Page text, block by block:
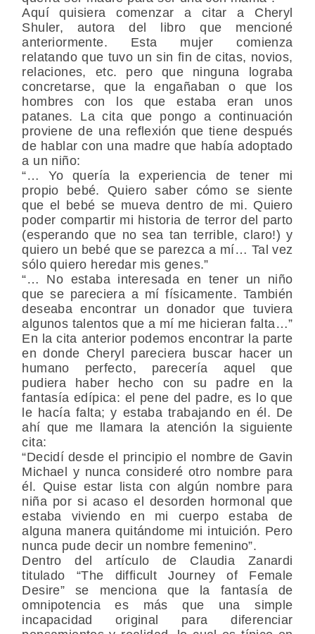
Aquí quisiera comenzar a citar a Cheryl
Shuler, autora del libro que mencioné
anteriormente. Esta mujer comienza
relatando que tuvo un sin fin de citas, novios,
relaciones, etc. pero que ninguna lograba
concretarse, que la engañaban o que los
hombres con los que estaba eran unos
patanes. La cita que pongo a continuación
proviene de una reflexión que tiene después
de hablar con una madre que había adoptado
a un niño:
“… Yo quería la experiencia de tener mi
propio bebé. Quiero saber cómo se siente
que el bebé se mueva dentro de mi. Quiero
poder compartir mi historia de terror del parto
(esperando que no sea tan terrible, claro!) y
quiero un bebé que se parezca a mí… Tal vez
sólo quiero heredar mis genes.”
“… No estaba interesada en tener un niño
que se pareciera a mí físicamente. También
deseaba encontrar un donador que tuviera
algunos talentos que a mí me hicieran falta…”
En la cita anterior podemos encontrar la parte
en donde Cheryl pareciera buscar hacer un
humano perfecto, parecería aquel que
pudiera haber hecho con su padre en la
fantasía edípica: el pene del padre, es lo que
le hacía falta; y estaba trabajando en él. De
ahí que me llamara la atención la siguiente
cita:
“Decidí desde el principio el nombre de Gavin
Michael y nunca consideré otro nombre para
él. Quise estar lista con algún nombre para
niña por si acaso el desorden hormonal que
estaba viviendo en mi cuerpo estaba de
alguna manera quitándome mi intuición. Pero
nunca pude decir un nombre femenino”.
Dentro del artículo de Claudia Zanardi
titulado “The difficult Journey of Female
Desire” se menciona que la fantasía de
omnipotencia es más que una simple
incapacidad original para diferenciar